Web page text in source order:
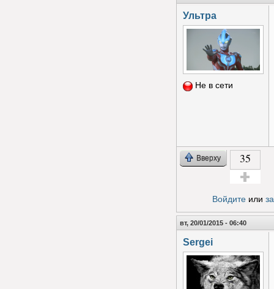
Ультра
Не в сети
Вверху 35
Войдитеили
вт, 20/01/2015 - 06:40
Sergei